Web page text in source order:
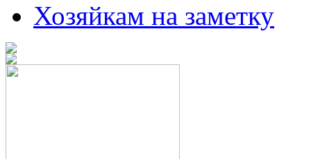
Хозяйкам на заметку